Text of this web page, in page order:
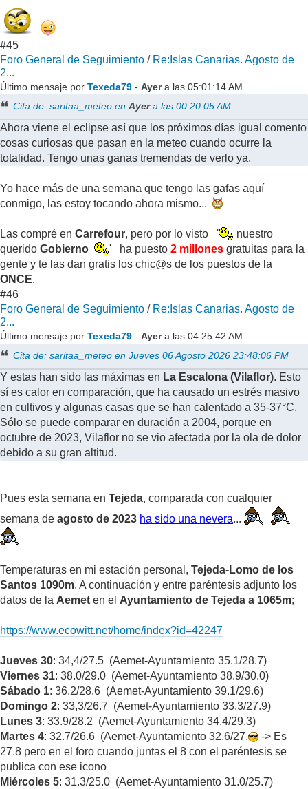
#45
Foro General de Seguimiento / Re:Islas Canarias. Agosto de
2...
Último mensaje por Texeda79 - Ayera las 05:01:14 AM
Cita de: saritaa_meteo enAyera las 00:20:05 AM
Ahora viene el eclipse así que los próximos días igual comento
cosas curiosas que pasan en la meteo cuando ocurre la
totalidad. Tengo unas ganas tremendas de verlo ya.
Yo hace más de una semana que tengo las gafas aquí
conmigo, las estoy tocando ahora mismo...
Las compré en Carrefour, pero por lo visto '
nuestro
querido Gobierno ' ha puesto 2 millones gratuitas para la
gente y te las dan gratis los chic@s de los puestos de la
ONCE.
#46
Foro General de Seguimiento / Re:Islas Canarias. Agosto de
2...
Último mensaje por Texeda79 - Ayera las 04:25:42 AM
Cita de: saritaa_meteo en Jueves 06 Agosto 2026 23:48:06 PM
Y estas han sido las máximas en La Escalona (Vilaflor). Esto
sí es calor en comparación, que ha causado un estrés masivo
en cultivos y algunas casas que se han calentado a 35-37°C.
Sólo se puede comparar en duración a 2004, porque en
octubre de 2023, Vilaflor no se vio afectada por la ola de dolor
debido a su gran altitud.
Pues esta semana en Tejeda, comparada con cualquier
semana de agosto de 2023 ha sido una nevera...
Temperaturas en mi estación personal, Tejeda-Lomo de los
Santos 1090m. A continuación y entre paréntesis adjunto los
datos de la Aemet en el Ayuntamiento de Tejeda a 1065m;
https://www.ecowitt.net/home/index?id=42247
Jueves 30: 34,4/27.5 (Aemet-Ayuntamiento 35.1/28.7)
Viernes 31: 38.0/29.0 (Aemet-Ayuntamiento 38.9/30.0)
Sábado 1: 36.2/28.6 (Aemet-Ayuntamiento 39.1/29.6)
Domingo 2: 33,3/26.7 (Aemet-Ayuntamiento 33.3/27.9)
Lunes 3: 33.9/28.2 (Aemet-Ayuntamiento 34.4/29.3)
Martes 4: 32.7/26.6 (Aemet-Ayuntamiento 32.6/27.
-> Es
27.8 pero en el foro cuando juntas el 8 con el paréntesis se
publica con ese icono
Miércoles 5: 31.3/25.0 (Aemet-Ayuntamiento 31.0/25.7)